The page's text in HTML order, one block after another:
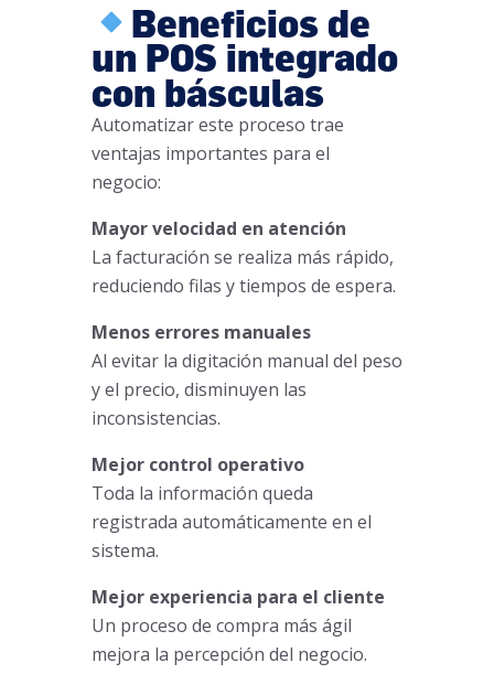
Beneficios de
un POS integrado
con básculas
Automatizar este proceso trae
ventajas importantes para el
negocio:
Mayor velocidad en atención
La facturación se realiza más rápido,
reduciendo filas y tiempos de espera.
Menos errores manuales
Al evitar la digitación manual del peso
y el precio, disminuyen las
inconsistencias.
Mejor control operativo
Toda la información queda
registrada automáticamente en el
sistema.
Mejor experiencia para el cliente
Un proceso de compra más ágil
mejora la percepción del negocio.